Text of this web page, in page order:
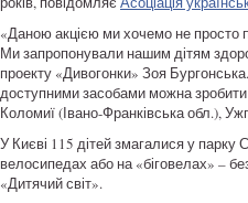
«Даною акцією ми хочемо не просто
Ми запропонували нашим дітям
проекту «Дивогонки» Зоя
доступними засобами можна зробити
Коломиї (Івано-Франківська обл.),
У Києві 115 дітей змагалися у парку
велосипедах або на «біговелах» –
«Дитячий світ».